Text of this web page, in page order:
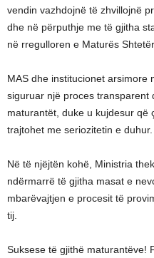
vendin vazhdojnë të zhvillojnë
dhe në përputhje me të gjitha
në rregulloren e Maturës
MAS dhe institucionet arsimore
siguruar një proces transparent
maturantët, duke u kujdesur që
trajtohet me seriozitetin e duhur.
Në të njëjtën kohë, Ministria
ndërmarrë të gjitha masat e
mbarëvajtjen e procesit të
tij.
Suksese të gjithë maturantëve!